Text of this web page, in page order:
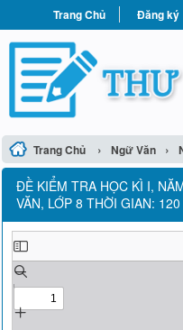
Trang Chủ Đăng ký
Trang Chủ › Ngữ Văn ›
ÐỀ KIỂM TRA HỌC KÌ I,
VĂN, LỚP 8 THỜI GIAN: